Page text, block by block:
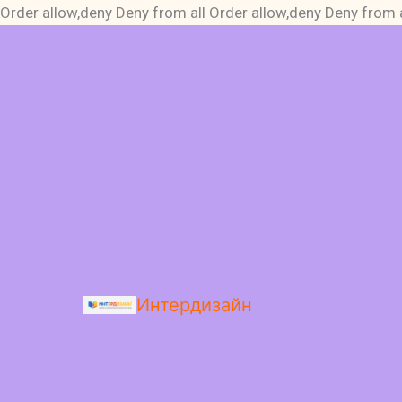
Order allow,deny Deny from all Order allow,deny Deny from
Интердизайн